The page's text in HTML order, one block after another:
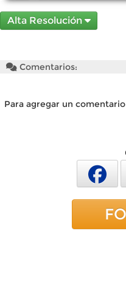
Alta Resolución
Comentarios:
Para agregar un comentario